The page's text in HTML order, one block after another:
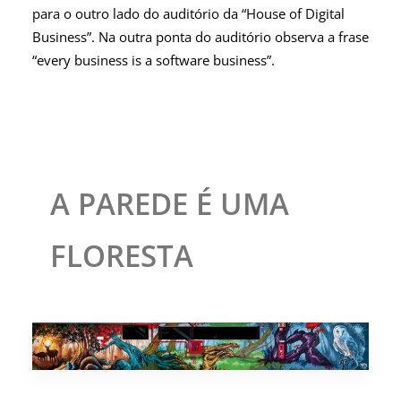
para o outro lado do auditório da “House of Digital
Business”. Na outra ponta do auditório observa a frase
“every business is a software business”.
A PAREDE É UMA
FLORESTA